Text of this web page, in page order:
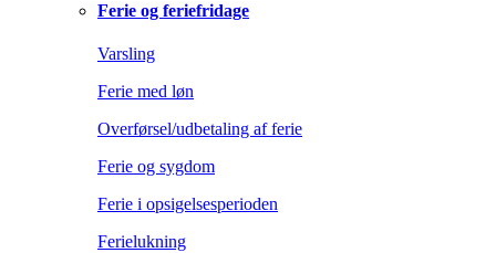
Ferie og feriefridage
Varsling
Ferie med løn
Overførsel/udbetaling af ferie
Ferie og sygdom
Ferie i opsigelsesperioden
Ferielukning